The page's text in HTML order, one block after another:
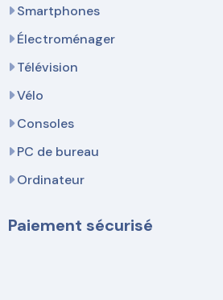
Smartphones
Électroménager
Télévision
Vélo
Consoles
PC de bureau
Ordinateur
Paiement sécurisé